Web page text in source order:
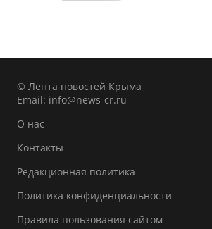
© Лента новостей Крыма
Email: info@news-cr.ru
О нас
Контакты
Редакционная политика
Политика конфиденциальности
Правила пользования сайтом